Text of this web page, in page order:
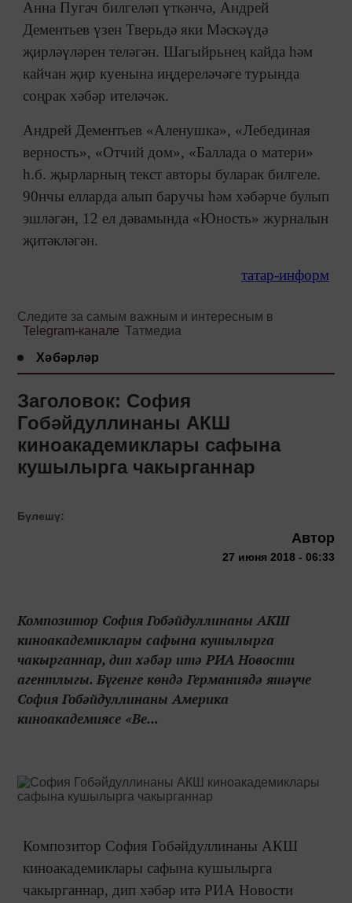
Анна Пугач билгеләп үткәнчә, Андрей
Дементьев үзен Тверьдә яки Мәскәүдә
җирләүләрен теләгән. Шагыйрьнең кайда һәм
кайчан җир куенына иңдереләчәге турында
соңрак хәбәр ителәчәк.
Андрей Дементьев «Аленушка», «Лебединая
верность», «Отчий дом», «Баллада о матери»
һ.б. җырларның текст авторы буларак билгеле.
90нчы елларда алып баручы һәм хәбәрче булып
эшләгән, 12 ел дәвамында «Юность» журналын
җитәкләгән.
татар-информ
Следите за самым важным и интересным в
Telegram-канале Татмедиа
Хәбәрләр
Заголовок: София
Гобәйдуллинаны АКШ
киноакадемиклары сафына
кушылырга чакырганнар
Бүлешү:
Автор
27 июня 2018 - 06:33
Композитор София Гобәйдуллинаны АКШ
киноакадемиклары сафына кушылырга
чакырганнар, дип хәбәр итә РИА Новости
агентлыгы. Бүгенге көндә Германиядә яшәүче
София Гобәйдуллинаны Америка
киноакадемиясе «Ве...
Композитор София Гобәйдуллинаны АКШ
киноакадемиклары сафына кушылырга
чакырганнар, дип хәбәр итә РИА Новости